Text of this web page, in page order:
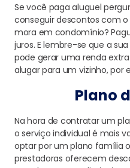
Se você paga aluguel
conseguir descontos com
mora em condomínio?
juros.E lembre-se que asua
pode gerar uma renda
alugar para um vizinho, por
Plano
Na hora de contratar um
o serviço individual é mais
optar por um plano família
prestadoras oferecem